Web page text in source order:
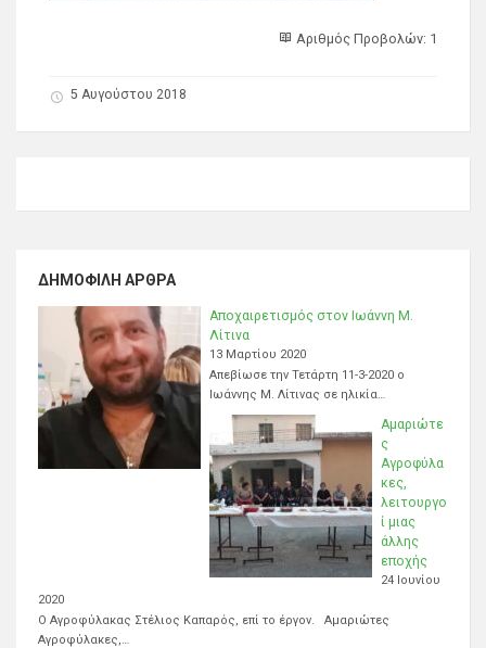
Αριθμός Προβολών: 1
5 Αυγούστου 2018
ΔΗΜΟΦΙΛΉ ΆΡΘΡΑ
Αποχαιρετισμός στον Ιωάννη Μ.
Λίτινα
13 Μαρτίου 2020
Απεβίωσε την Τετάρτη 11-3-2020 ο
Ιωάννης Μ. Λίτινας σε ηλικία…
Αμαριώτε
ς
Αγροφύλα
κες,
λειτουργο
ί μιας
άλλης
εποχής
24 Ιουνίου
2020
Ο Αγροφύλακας Στέλιος Καπαρός, επί το έργον. Αμαριώτες
Αγροφύλακες,…